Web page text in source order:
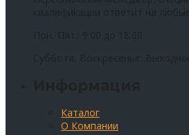
Каталог
О Компании